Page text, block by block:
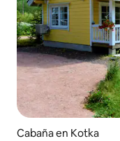
Cabaña en Kotka